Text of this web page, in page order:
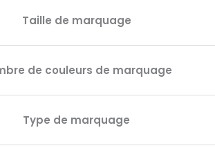
Taille de marquage
de couleurs de marquage
Type de marquage